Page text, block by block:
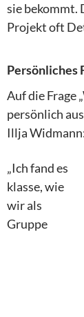
sie bekommt.
Projekt oft
Persönliches
Auf die Frage
persönlich
Illja
„Ich fand es
klasse, wie
wir als
Gruppe